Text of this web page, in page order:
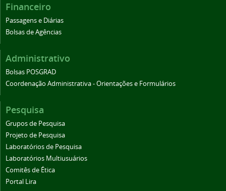
Financeiro
Passagens e Diárias
Bolsas de Agências
Administrativo
Bolsas POSGRAD
Coordenação Administrativa - Orientações e Formulários
Pesquisa
Grupos de Pesquisa
Projeto de Pesquisa
Laboratórios de Pesquisa
Laboratórios Multiusuários
Comitês de Ética
Portal Lira